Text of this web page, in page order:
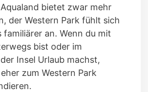
Aqualand bietet zwar mehr
der Western Park fühlt sich
familiärer an. Wenn du mit
bist oder im
Insel Urlaub machst,
zum Western Park